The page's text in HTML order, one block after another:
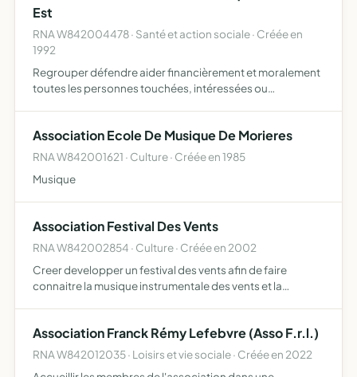
Est
RNA W842004478 · Santé et action sociale · Créée en
1992
Regrouper défendre aider financièrement et moralement
toutes les personnes touchées, intéressées ou
Association Ecole De Musique De Morieres
RNA W842001621 · Culture · Créée en 1985
Musique
Association Festival Des Vents
RNA W842002854 · Culture · Créée en 2002
Creer developper un festival des vents afin de faire
connaitre la musique instrumentale des vents et la
Association Franck Rémy Lefebvre (Asso F.r.l.)
RNA W842012035 · Loisirs et vie sociale · Créée en 2022